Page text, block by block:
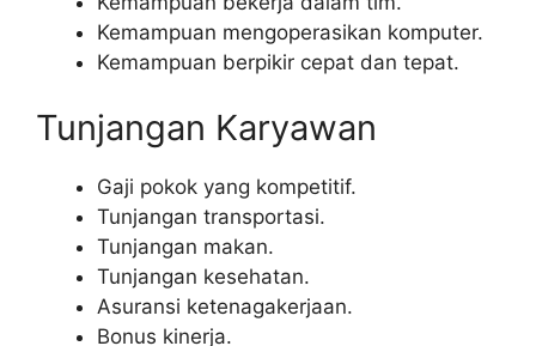
Kemampuan mengoperasikan komputer.
Kemampuan berpikir cepat dan tepat.
Tunjangan Karyawan
Gaji pokok yang kompetitif.
Tunjangan transportasi.
Tunjangan makan.
Tunjangan kesehatan.
Asuransi ketenagakerjaan.
Bonus kinerja.